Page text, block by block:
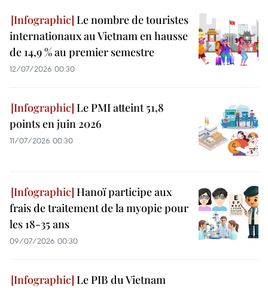
Le nombre de touristes
internationaux au Vietnam en hausse
de 14,9 % au premier semestre
12/07/2026 00:30
Le PMI atteint 51,8
points en juin 2026
11/07/2026 00:30
Hanoï participe aux
frais de traitement de la myopie pour
les 18-35 ans
09/07/2026 00:30
Le PIB du Vietnam